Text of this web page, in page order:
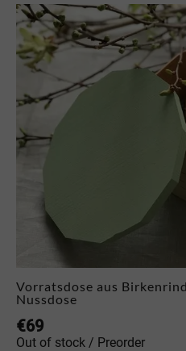
Vorratsdose aus
Nussdose
€69
Out of stock / Preorder